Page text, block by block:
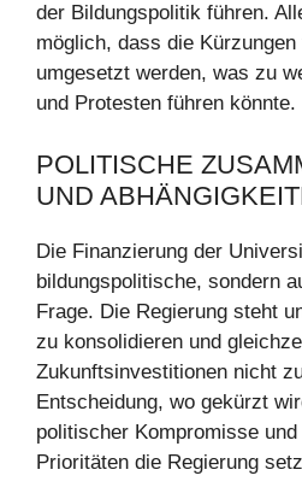
der Bildungspolitik führen.
möglich, dass die
umgesetzt werden, was zu
und Protesten führen könnte.
POLITISCHE
UND
Die Finanzierung der
bildungspolitische, sondern
Frage. Die Regierung steht
zu konsolidieren und
Zukunftsinvestitionen nicht
Entscheidung, wo gekürzt
politischer Kompromisse
Prioritäten die Regierung